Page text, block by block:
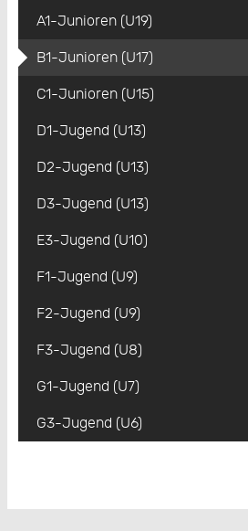
A1-Junioren (U19)
B1-Junioren (U17)
C1-Junioren (U15)
D1-Jugend (U13)
D2-Jugend (U13)
D3-Jugend (U13)
E3-Jugend (U10)
F1-Jugend (U9)
F2-Jugend (U9)
F3-Jugend (U8)
G1-Jugend (U7)
G3-Jugend (U6)